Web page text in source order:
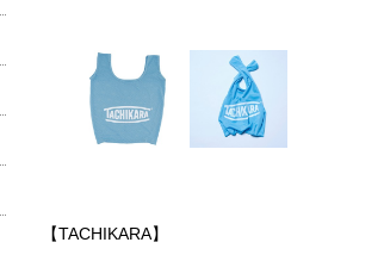
【TACHIKARA】